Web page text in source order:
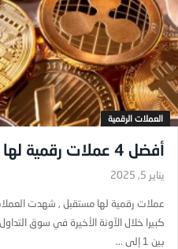
العملات الرقمية
أفضل 4 عملات رقمية لها مستقبل
يناير 5, 2025
عملات رقمية لها مستقبل , شهدت العملات
كبيرا خلال الآونة الأخيرة في سوق
بين 1 إلى ...